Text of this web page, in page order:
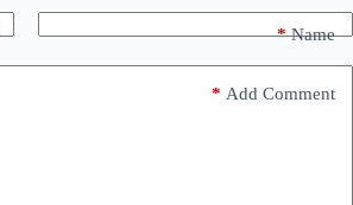
Name
*
Add Comment
*